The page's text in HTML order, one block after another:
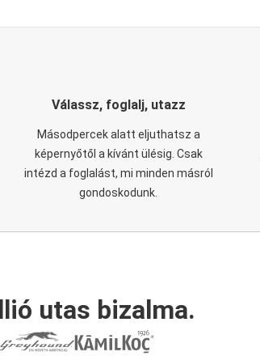
Válassz, foglalj, utazz
Másodpercek alatt eljuthatsz a
képernyőtől a kívánt ülésig. Csak
intézd a foglalást, mi minden másról
gondoskodunk.
utas bizalma.